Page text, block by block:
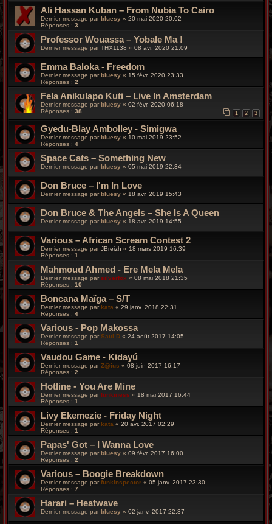
Ali Hassan Kuban – From Nubia To Cairo
Dernier message parbluesy « 20 mai 2020 20:02
Réponses : 3
Professor Wouassa ‎– Yobale Ma !
Dernier message par THX1138 « 08 avr. 2020 21:09
Emma Baloka - Freedom
Dernier message parbluesy « 15 févr. 2020 23:33
Réponses : 2
Fela Anikulapo Kuti – Live In Amsterdam
Dernier message par bluesy « 02 févr. 2020 06:18
Réponses : 38 1 2 3
Gyedu-Blay Ambolley - Simigwa
Dernier message parbluesy « 10 mai 2019 23:52
Réponses : 4
Space Cats – Something New
Dernier message par bluesy « 05 mai 2019 22:34
Don Bruce – I'm In Love
Dernier message parbluesy « 18 avr. 2019 15:43
Don Bruce & The Angels – She Is A Queen
Dernier message par bluesy « 18 avr. 2019 14:55
Various – African Scream Contest 2
Dernier message parJBreizh « 18 mars 2019 16:39
Réponses : 1
Mahmoud Ahmed - Ere Mela Mela
Dernier message par silverfox « 08 mai 2018 21:35
Réponses : 10
Boncana Maïga – S/T
Dernier message parkata « 29 janv. 2018 22:31
Réponses : 4
Various ‎- Pop Makossa
Dernier message par Saul D « 24 août 2017 14:05
Réponses : 1
Vaudou Game - Kidayú
Dernier message parZ@ius « 08 juin 2017 16:17
Réponses : 2
Hotline - You Are Mine
Dernier message par funkiness « 18 mai 2017 16:44
Réponses : 1
Livy Ekemezie - Friday Night
Dernier message parkata « 20 avr. 2017 02:29
Réponses : 1
Papas' Got – I Wanna Love
Dernier message par bluesy « 09 févr. 2017 16:00
Réponses : 2
Various – Boogie Breakdown
Dernier message parfunkinspector « 05 janv. 2017 23:30
Réponses : 7
Harari – Heatwave
Dernier message par bluesy « 02 janv. 2017 22:37